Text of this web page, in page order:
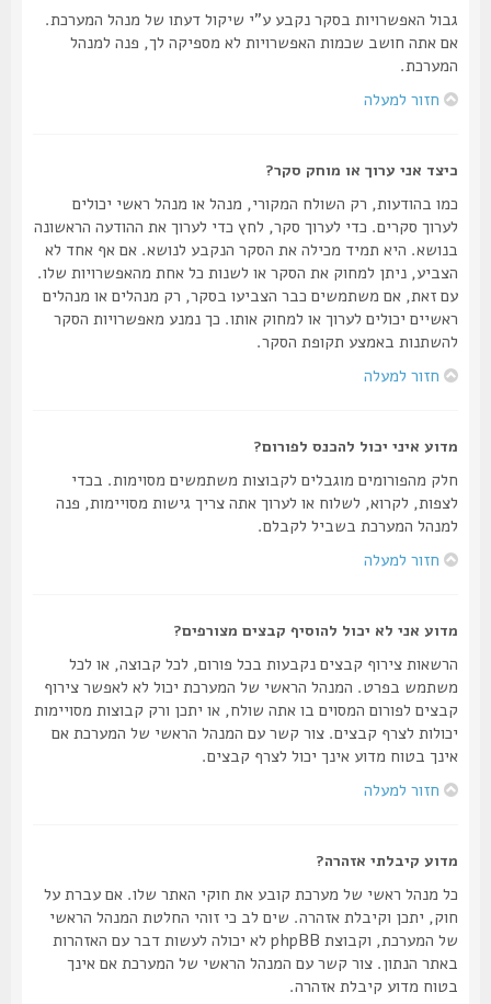
גבול האפשרויות בסקר נקבע ע"י שיקול דעתו של מנהל המערכת.
אם אתה חושב שכמות האפשרויות לא מספיקה לך, פנה למנהל
המערכת.
חזור למעלה
כיצד אני ערוך או מוחק סקר?
כמו בהודעות, רק השולח המקורי, מנהל או מנהל ראשי יכולים
לערוך סקרים. כדי לערוך סקר, לחץ כדי לערוך את ההודעה הראשונה
בנושא. היא תמיד מכילה את הסקר הנקבע לנושא. אם אף אחד לא
הצביע, ניתן למחוק את הסקר או לשנות כל אחת מהאפשרויות שלו.
עם זאת, אם משתמשים כבר הצביעו בסקר, רק מנהלים או מנהלים
ראשיים יכולים לערוך או למחוק אותו. כך נמנע מאפשרויות הסקר
להשתנות באמצע תקופת הסקר.
חזור למעלה
מדוע איני יכול להכנס לפורום?
חלק מהפורומים מוגבלים לקבוצות משתמשים מסוימות. בכדי
לצפות, לקרוא, לשלוח או לערוך אתה צריך גישות מסויימות, פנה
למנהל המערכת בשביל לקבלם.
חזור למעלה
מדוע אני לא יכול להוסיף קבצים מצורפים?
הרשאות צירוף קבצים נקבעות בכל פורום, לכל קבוצה, או לכל
משתמש בפרט. המנהל הראשי של המערכת יכול לא לאפשר צירוף
קבצים לפורום המסוים בו אתה שולח, או יתכן ורק קבוצות מסויימות
יכולות לצרף קבצים. צור קשר עם המנהל הראשי של המערכת אם
אינך בטוח מדוע אינך יכול לצרף קבצים.
חזור למעלה
מדוע קיבלתי אזהרה?
כל מנהל ראשי של מערכת קובע את חוקי האתר שלו. אם עברת על
חוק, יתכן וקיבלת אזהרה. שים לב כי זוהי החלטת המנהל הראשי
של המערכת, וקבוצת phpBB לא יכולה לעשות דבר עם האזהרות
באתר הנתון. צור קשר עם המנהל הראשי של המערכת אם אינך
בטוח מדוע קיבלת אזהרה.